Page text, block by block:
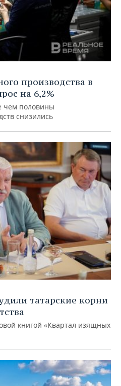
производства в
на 6,2%
чем половины
снизились
татарские корни
книгой «Квартал изящных